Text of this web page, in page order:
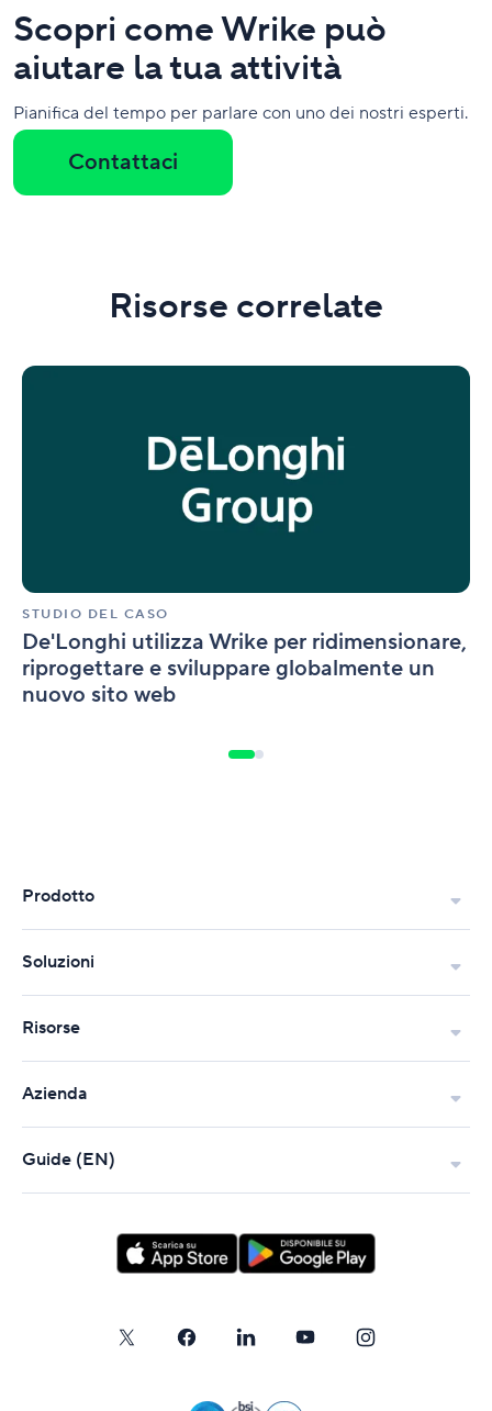
Scopri come Wrike può
aiutare la tua attività
Pianifica del tempo per parlare con uno dei nostri esperti.
Contattaci
Risorse correlate
STUDIO DEL CASO
De'Longhi utilizza Wrike per ridimensionare,
riprogettare e sviluppare globalmente un
nuovo sito web
De'Longhi
nuovo
sito
web
Prodotto
Soluzioni
Risorse
Azienda
Guide (EN)